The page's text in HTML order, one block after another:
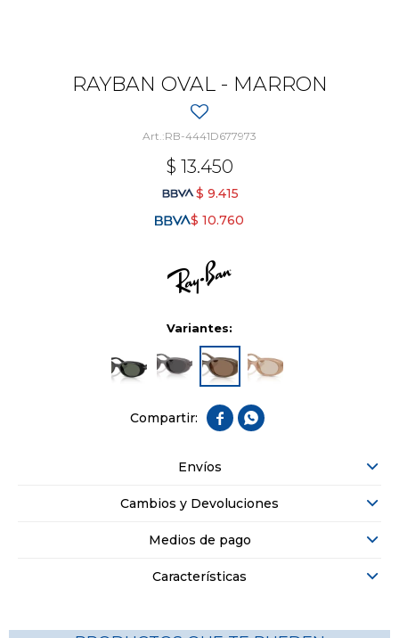
RAYBAN OVAL - MARRON
RB-4441D677973
$ 13.450
$ 9.415
$ 10.760
Variantes:
 
Envíos
Cambios y Devoluciones
Medios de pago
Características